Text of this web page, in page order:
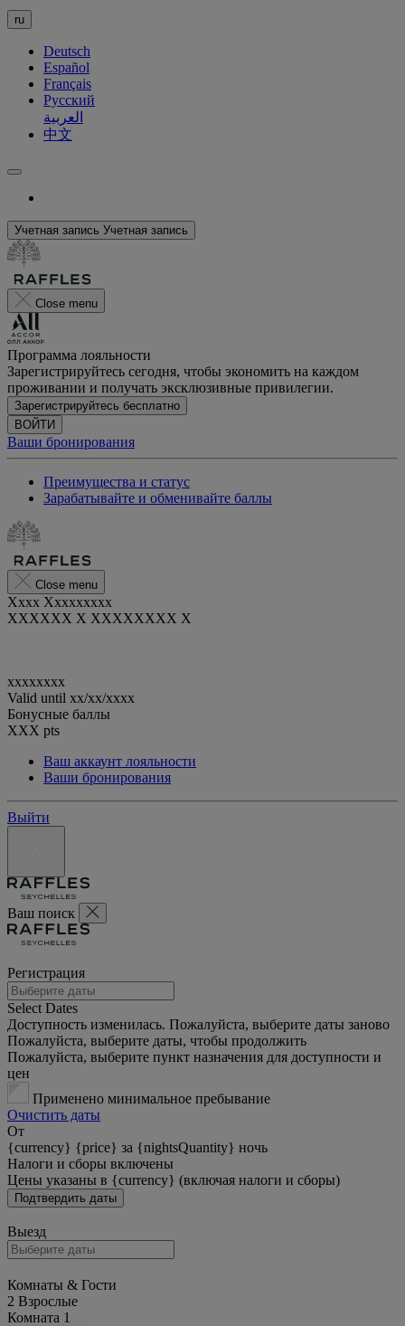
ru
Deutsch
Español
Français
Русский
العربية
中文
Учетная запись Учетная запись
Close menu
Программа лояльности
Зарегистрируйтесь сегодня, чтобы экономить на каждом
проживании и получать эксклюзивные привилегии.
Зарегистрируйтесь бесплатно
ВОЙТИ
Ваши бронирования
Преимущества и статус
Зарабатывайте и обменивайте баллы
Close menu
Xxxx Xxxxxxxxx
XXXXXX X XXXXXXXX X
xxxxxxxx
Valid until xx/xx/xxxx
Бонусные баллы
XXX pts
Ваш аккаунт лояльности
Ваши бронирования
Выйти
Ваш поиск
Регистрация
Select Dates
Доступность изменилась. Пожалуйста, выберите даты заново
Пожалуйста, выберите даты, чтобы продолжить
Пожалуйста, выберите пункт назначения для доступности и
цен
Применено минимальное пребывание
Очистить даты
От
{currency} {price} за {nightsQuantity} ночь
Налоги и сборы включены
Цены указаны в {currency} (включая налоги и сборы)
Подтвердить даты
Выезд
Комнаты & Гости
2 Взрослые
Комната 1